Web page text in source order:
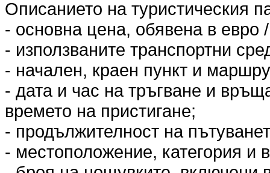
Описанието на туристическия
- основна цена, обявена в евро
- използваните транспортни
- начален, краен пункт и
- дата и час на тръгване и
времето на пристигане;
- продължителност на
- местоположение, категория и